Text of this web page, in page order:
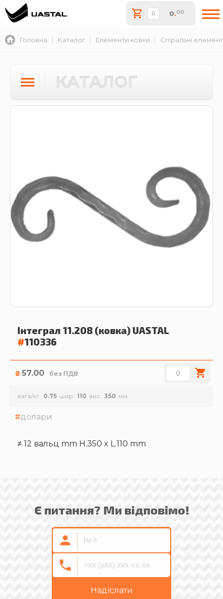
0.00
Головна Каталог Елементи ковки Спіральні
КАТАЛОГ
Інтеграл 11.208 (ковка) UASTAL
#110336
₴ 57.00 без ПДВ
вага/кг. 0.75 шир. 110 вис. 350
долари
≠ 12 вальц mm H.350 x L.110 mm
Є питання? Ми відповімо!
Надіслати